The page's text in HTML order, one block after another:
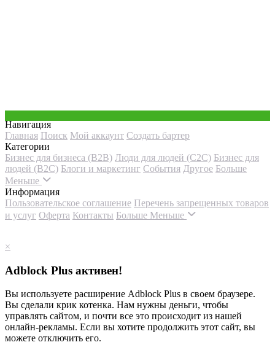
Навигация
Главная Поиск Мой аккаунт Создать бартер
Категории
Бизнес для бизнеса (B2B) Люди для людей (С2С) Бизнес для
людей (B2C) Блоги и маркетинг События Другое Больше
Меньше
Информация
Пользовательское соглашение Перечень запрещенных товаров
и услуг Оферта Контакты Больше Меньше
×
Adblock Plus активен!
Вы используете расширение Adblock Plus в своем браузере.
Вы сделали крик котенка. Нам нужны деньги, чтобы
управлять сайтом, и почти все это происходит из нашей
онлайн-рекламы. Если вы хотите продолжить этот сайт, вы
можете отключить его.